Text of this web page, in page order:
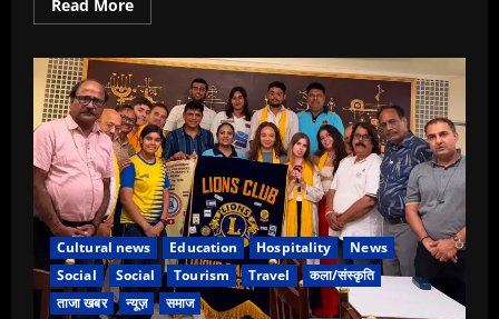
Read More
more
ने
उद्योग
जगत
के
दिग्गजों
को
एक
साथ
लाकर
₹100
लाख
करोड़
के
एमएसएमई
अवसर
पर
की
Cultural news Education Hospitality
News
Social
Social Tourism Travel
कला/संस्कृति
ताजा खबर
न्यूज़ समाज